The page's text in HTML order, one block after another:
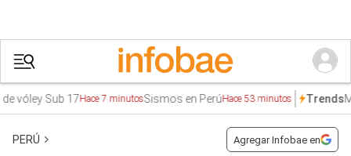
Sub 17Hace 7 minutosSismos en PerúHace 53 minutos TrendsMéxico
PERÚ Agregar Infobae en